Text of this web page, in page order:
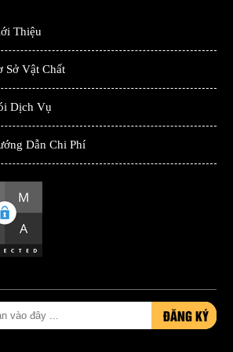
Thiệu
Sở Vật Chất
Dịch Vụ
Dẫn Chi Phí
ĐĂNG KÝ